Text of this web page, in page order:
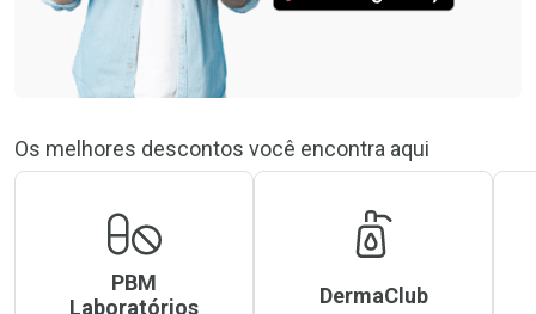
Os melhores descontos você encontra aqui
PBM
Laboratórios
DermaClub